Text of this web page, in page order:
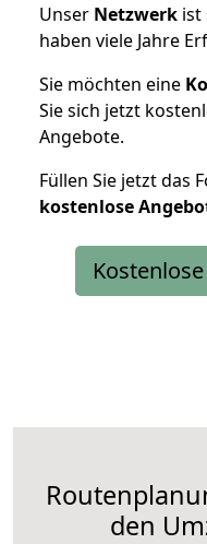
Unser Netzwerk ist
haben viele Jahre
Sie möchten eine
Sie sich jetzt
Angebote.
Füllen Sie jetzt das
kostenlose
den